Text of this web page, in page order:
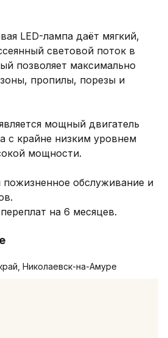
LED-лампа даёт мягкий,
световой поток в
позволяет максимально
пропилы, порезы и
мощный двигатель
с крайне низким уровнем
мощности.
обслуживание и
на 6 месяцев.
Николаевск-на-Амуре